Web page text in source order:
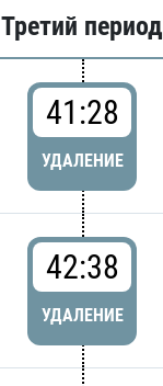
Третий период
41:28
УДАЛЕНИЕ
42:38
УДАЛЕНИЕ